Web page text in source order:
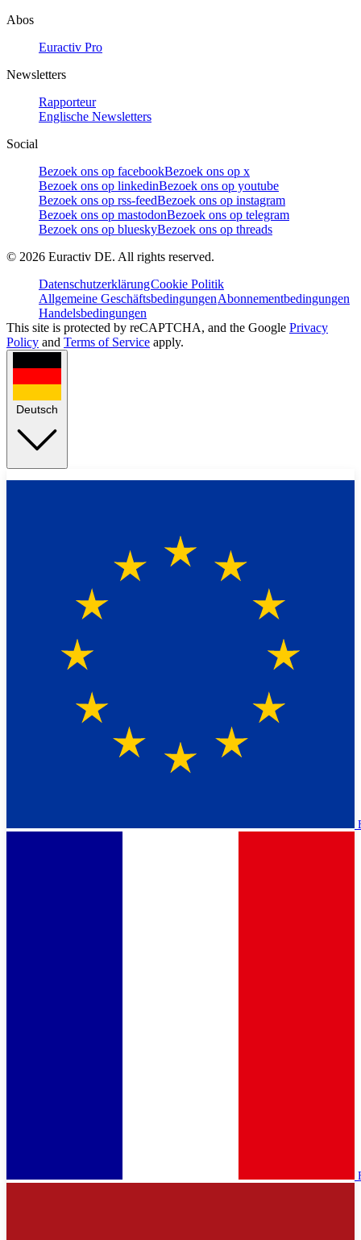
Abos
Euractiv Pro
Newsletters
Rapporteur
Englische Newsletters
Social
Bezoek ons op facebookBezoek ons op x
Bezoek ons op linkedinBezoek ons op youtube
Bezoek ons op rss-feedBezoek ons op instagram
Bezoek ons op mastodonBezoek ons op telegram
Bezoek ons op blueskyBezoek ons op threads
© 2026 Euractiv DE. All rights reserved.
DatenschutzerklärungCookie Politik
Allgemeine GeschäftsbedingungenAbonnementbedingungen
Handelsbedingungen
This site is protected by reCAPTCHA, and the Google Privacy
Policy and Terms of Service apply.
Deutsch